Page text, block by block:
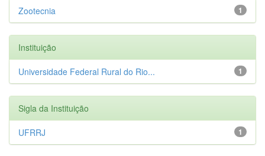
1
Zootecnia
Instituição
1
Universidade Federal Rural do Rio...
Sigla da Instituição
1
UFRRJ